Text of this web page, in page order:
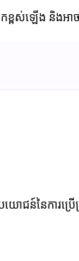
កខ្ពស់ឡើង និង
រយោជន៍នៃក